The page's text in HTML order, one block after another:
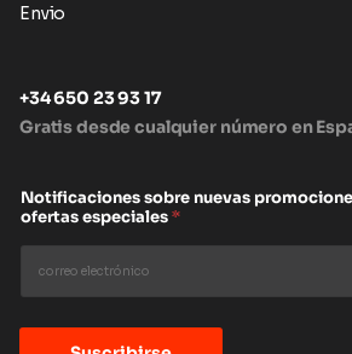
Envio
+34 650 23 93 17
Gratis desde cualquier número en
Notificaciones sobre nuevas
ofertas especiales*